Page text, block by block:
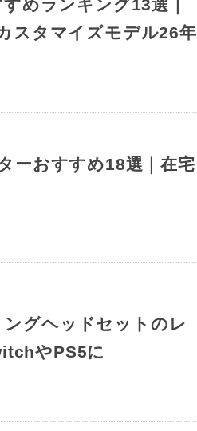
めランキング13選｜
スタマイズモデル26年
ーおすすめ18選｜在宅
グヘッドセットのレ
やPS5に